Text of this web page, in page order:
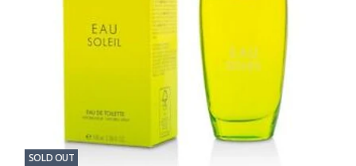
SOLD OUT